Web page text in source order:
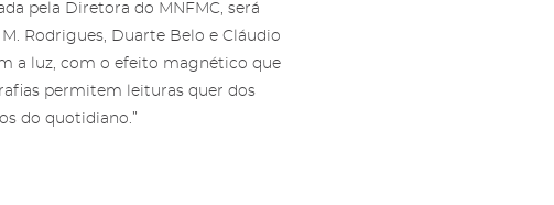
pela Diretora do MNFMC, será
Rodrigues, Duarte Belo e Cláudio
a luz, com o efeito magnético que
permitem leituras quer dos
do quotidiano.”